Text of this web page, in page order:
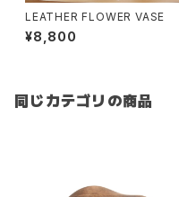
LEATHER FLOWER VASE
¥8,800
同じカテゴリの商品